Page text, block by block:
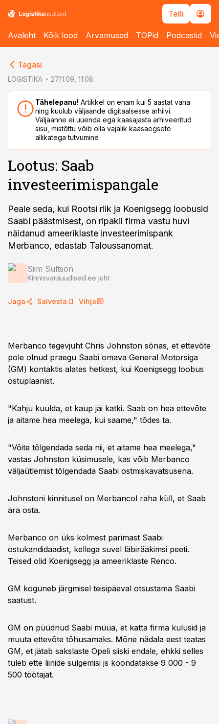
Telli
Avaleht Kõik lood Arvamused TOPid Podcastid
Tagasi
LOGISTIKA 27.11.09, 11:08
Tähelepanu! Artikkel on enam kui 5 aastat vana
ning kuulub väljaande digitaalsesse arhiivi.
Väljaanne ei uuenda ega kaasajasta arhiveeritud
sisu, mistõttu võib olla vajalik kaasaegsete
allikatega tutvumine
Lootus: Saab
investeerimispangale
Peale seda, kui Rootsi riik ja Koenigsegg loobusid
Saabi päästmisest, on ripakil firma vastu huvi
näidanud ameeriklaste investeerimispank
Merbanco, edastab Taloussanomat.
Siim Sultson
Kinnisvarauudised.ee juht
Jaga Salvesta Vihja
Merbanco tegevjuht Chris Johnston sõnas, et ettevõte
pole olnud praegu Saabi omava General Motorsiga
(GM) kontaktis alates hetkest, kui Koenigsegg loobus
ostuplaanist.
"Kahju kuulda, et kaup jäi katki. Saab on hea ettevõte
ja aitame hea meelega, kui saame," tõdes ta.
"Võite tõlgendada seda nii, et aitame hea meelega,"
vastas Johnston küsimusele, kas võib Merbanco
väljaütlemist tõlgendada Saabi ostmiskavatsusena.
Johnstoni kinnitusel on Merbancol raha küll, et Saab
ära osta.
Merbanco on üks kolmest parimast Saabi
ostukandidaadist, kellega suvel läbirääkimsi peeti.
Teised olid Koenigsegg ja ameeriklaste Renco.
GM koguneb järgmisel teisipäeval otsustama Saabi
saatust.
GM on püüdnud Saabi müüa, et katta firma kulusid ja
muuta ettevõte tõhusamaks. Mõne nädala eest teatas
GM, et jätab sakslaste Opeli siiski endale, ehkki selles
tuleb ette liinide sulgemisi js koondatakse 9 000 - 9
500 töötajat.